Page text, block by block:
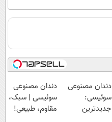
دندان مصنوعی
سوئیسی:
جدیدترین
دندان مصنوعی
سوئیسی | سبک،
مقاوم، طبیعی!